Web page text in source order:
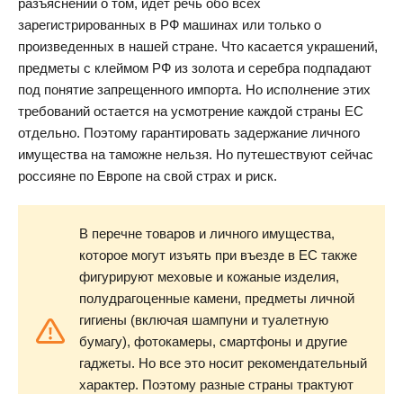
разъяснений о том, идет речь обо всех
зарегистрированных в РФ машинах или только о
произведенных в нашей стране. Что касается украшений,
предметы с клеймом РФ из золота и серебра подпадают
под понятие запрещенного импорта. Но исполнение этих
требований остается на усмотрение каждой страны ЕС
отдельно. Поэтому гарантировать задержание личного
имущества на таможне нельзя. Но путешествуют сейчас
россияне по Европе на свой страх и риск.
В перечне товаров и личного имущества,
которое могут изъять при въезде в ЕС также
фигурируют меховые и кожаные изделия,
полудрагоценные камени, предметы личной
гигиены (включая шампуни и туалетную
бумагу), фотокамеры, смартфоны и другие
гаджеты. Но все это носит рекомендательный
характер. Поэтому разные страны трактуют